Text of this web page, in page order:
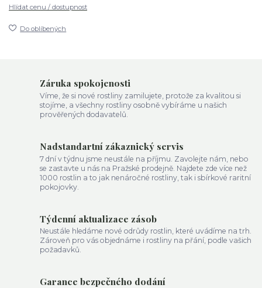
Hlídat cenu / dostupnost
Do oblíbených
Záruka spokojenosti
Víme, že si nové rostliny zamilujete, protože za kvalitou si
stojíme, a všechny rostliny osobně vybíráme u našich
prověřených dodavatelů.
Nadstandartní zákaznický servis
7 dní v týdnu jsme neustále na příjmu. Zavolejte nám, nebo
se zastavte u nás na Pražské prodejně. Najdete zde více než
1000 rostlin a to jak nenáročné rostliny, tak i sbírkové raritní
pokojovky.
Týdenní aktualizace zásob
Neustále hledáme nové odrůdy rostlin, které uvádíme na trh.
Zároveň pro vás objednáme i rostliny na přání, podle vašich
požadavků.
Garance bezpečného dodání